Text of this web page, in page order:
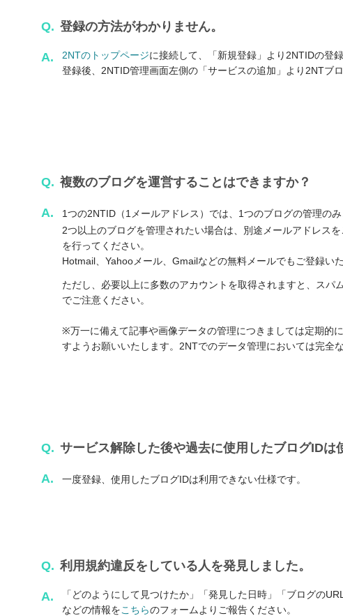
Q. 登録の方法がわかりません。
A. 2NTのトップページに接続して、「新規登録」より2NTIDの登
登録後、2NTID管理画面左側の「サービスの追加」より2NTブ
Q. 複数のブログを運営することはできますか？
A.
1つの2NTID（1メールアドレス）では、1つのブログの管理のみ
2つ以上のブログを管理されたい場合は、別途メールアドレス
を行ってください。
Hotmail、Yahooメール、Gmailなどの無料メールでもご登録いた
ただし、必要以上に多数のアカウントを取得されますと、スパ
でご注意ください。
※万一に備えて記事や画像データの管理につきましては定期的
すようお願いいたします。2NTでのデータ管理においては完全
Q. サービス解除した後や過去に使用したブログIDは
A. 一度登録、使用したブログIDは利用できない仕様です。
Q. 利用規約違反をしている人を発見しました。
A.
「どのようにして見つけたか」「発見した日時」「ブログの
などの情報をこちらのフォームよりご報告ください。